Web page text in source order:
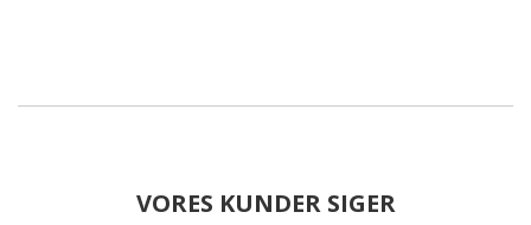
VORES KUNDER SIGER